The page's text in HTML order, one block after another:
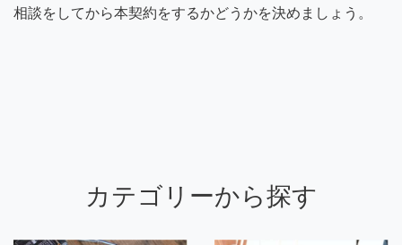
相談をしてから本契約をするかどうかを決めましょう。
カテゴリーから探す